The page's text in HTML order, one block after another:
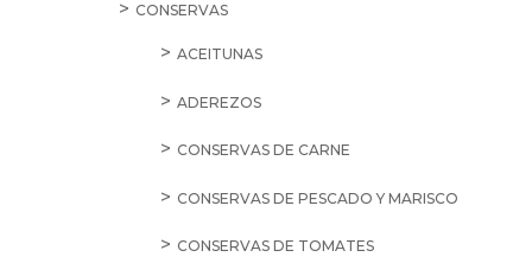
CONSERVAS
ACEITUNAS
ADEREZOS
CONSERVAS DE CARNE
CONSERVAS DE PESCADO Y MARISCO
CONSERVAS DE TOMATES